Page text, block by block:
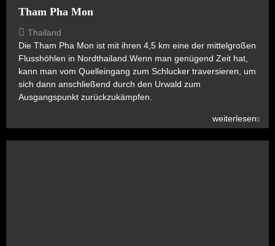
Tham Pha Mon
Thailand
Die Tham Pha Mon ist mit ihren 4,5 km eine der mittelgroßen
Flusshöhlen in Nordthailand.Wenn man genügend Zeit hat,
kann man vom Quelleingang zum Schlucker traversieren, um
sich dann anschließend durch den Urwald zum
Ausgangspunkt zurückzukämpfen.
weiterlesen